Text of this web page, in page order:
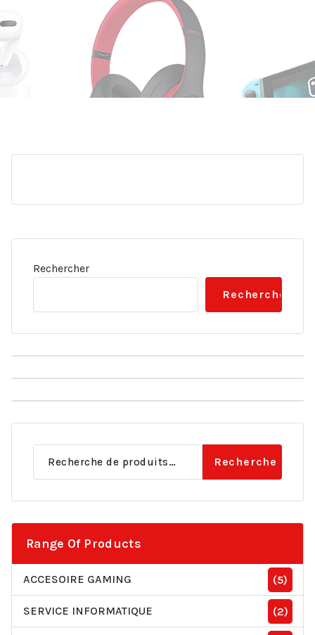
Rechercher
Rechercher
Recherche
Recherche
Range Of Products
ACCESOIRE GAMING (5)
SERVICE INFORMATIQUE (2)